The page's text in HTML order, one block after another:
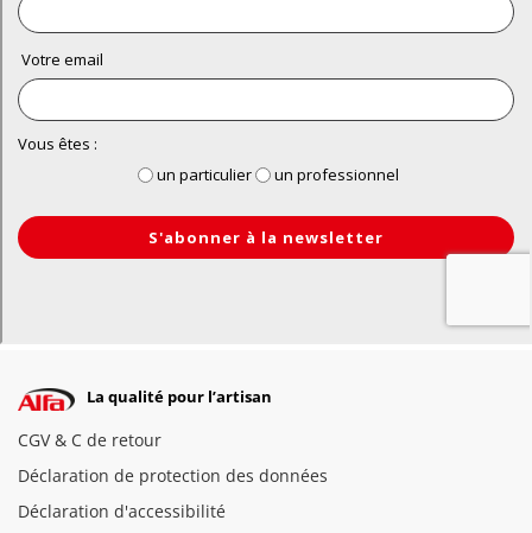
La qualité pour l’artisan
CGV & C de retour
Déclaration de protection des données
Déclaration d'accessibilité